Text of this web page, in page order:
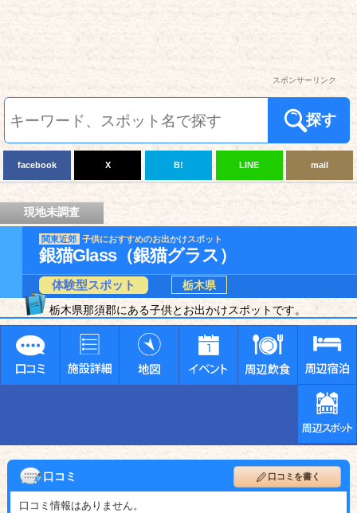
スポンサーリンク
探す
facebook X B! LINE mail
現地未調査
関東近郊 子供におすすめのお出かけスポット
銀猫Glass（銀猫グラス）
体験型スポット
栃木県
栃木県那須郡にある子供とお出かけスポットです。
口コミ 口コミを書く
口コミ情報はありません。